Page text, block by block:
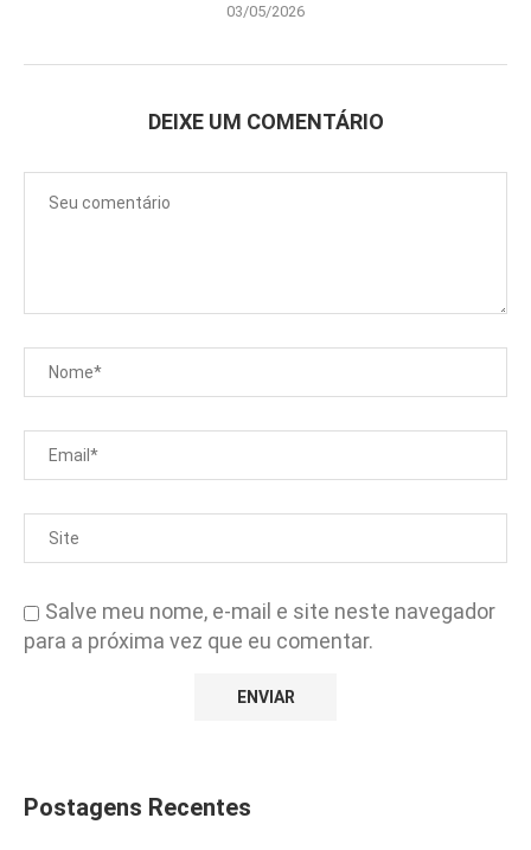
03/05/2026
DEIXE UM COMENTÁRIO
Salve meu nome, e-mail e site neste navegador
para a próxima vez que eu comentar.
Postagens Recentes